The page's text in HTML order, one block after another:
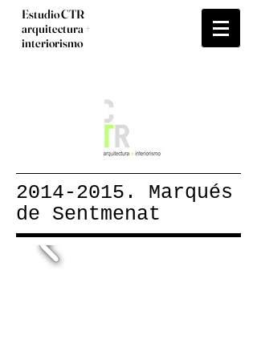
Estudio CTR
arquitectura +
interiorismo
2014-2015 . Marqués
de Sentmenat